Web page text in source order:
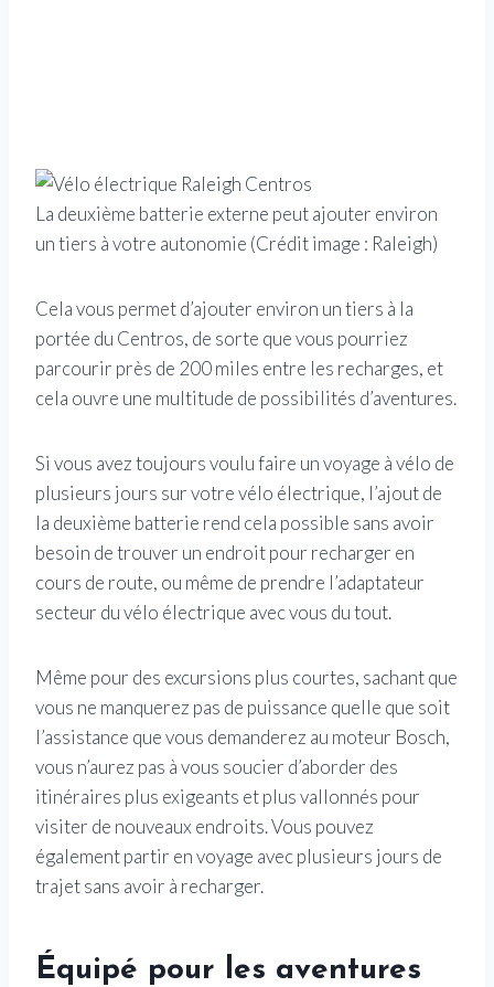
La deuxième batterie externe peut ajouter environ
un tiers à votre autonomie (Crédit image : Raleigh)
Cela vous permet d’ajouter environ un tiers à la
portée du Centros, de sorte que vous pourriez
parcourir près de 200 miles entre les recharges, et
cela ouvre une multitude de possibilités d’aventures.
Si vous avez toujours voulu faire un voyage à vélo de
plusieurs jours sur votre vélo électrique, l’ajout de
la deuxième batterie rend cela possible sans avoir
besoin de trouver un endroit pour recharger en
cours de route, ou même de prendre l’adaptateur
secteur du vélo électrique avec vous du tout.
Même pour des excursions plus courtes, sachant que
vous ne manquerez pas de puissance quelle que soit
l’assistance que vous demanderez au moteur Bosch,
vous n’aurez pas à vous soucier d’aborder des
itinéraires plus exigeants et plus vallonnés pour
visiter de nouveaux endroits. Vous pouvez
également partir en voyage avec plusieurs jours de
trajet sans avoir à recharger.
Équipé pour les aventures